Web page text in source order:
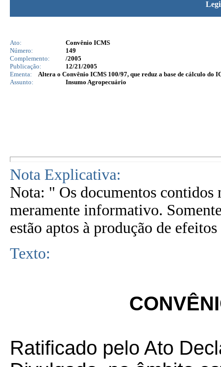
Ato:
Convênio ICMS
Número:
149
Complemento:
/2005
Publicação:
12/21/2005
Ementa:
Altera o Convênio ICMS 100/97, que reduz a base de cálculo do
Assunto:
Insumo Agropecuário
Nota Explicativa:
Nota: " Os documentos contidos
meramente informativo.
estão aptos à produção de
Texto:
Ratificado pelo Ato